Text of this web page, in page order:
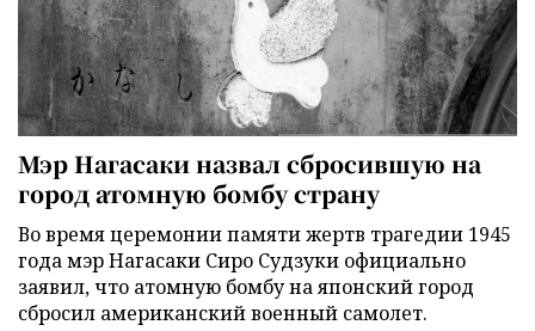
Мэр Нагасаки назвал сбросившую на
город атомную бомбу страну
Во время церемонии памяти жертв трагедии 1945
года мэр Нагасаки Сиро Судзуки официально
заявил, что атомную бомбу на японский город
сбросил американский военный самолет.